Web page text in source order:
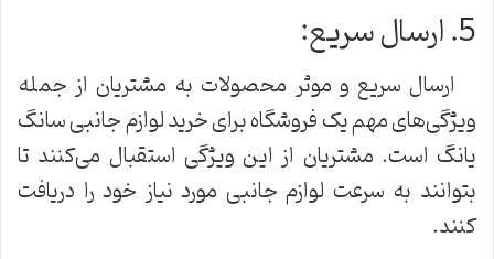
5. ارسال سریع:
ارسال سریع و موثر محصولات به مشتریان از جمله
ویژگی‌های مهم یک فروشگاه برای خرید لوازم جانبی سانگ
یانگ است. مشتریان از این ویژگی استقبال می‌کنند تا
بتوانند به سرعت لوازم جانبی مورد نیاز خود را دریافت
کنند.